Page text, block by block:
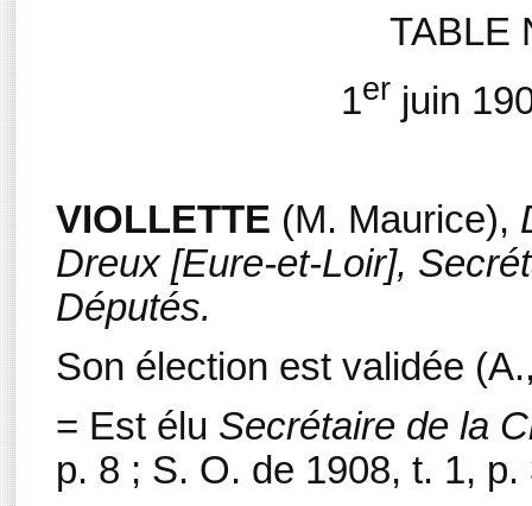
TABLE
1er juin
VIOLLETTE (M. Maurice),
Dreux [Eure-et-Loir],
Députés.
Son élection est validée
= Est élu Secrétaire de la
p. 8 ; S. O. de 1908, t. 1, p.